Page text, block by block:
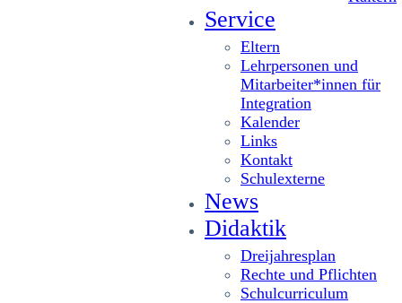
Service
Eltern
Lehrpersonen und
Mitarbeiter*innen für
Integration
Kalender
Links
Kontakt
Schulexterne
News
Didaktik
Dreijahresplan
Rechte und Pflichten
Schulcurriculum